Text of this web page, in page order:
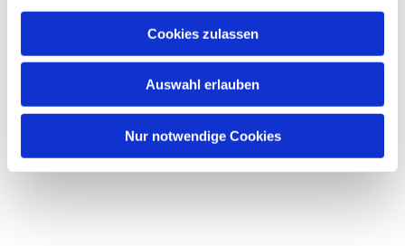
Cookies zulassen
Auswahl erlauben
Nur notwendige Cookies